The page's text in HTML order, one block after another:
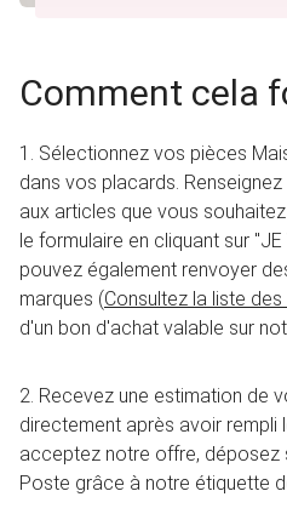
Comment cela
1. Sélectionnez vos pièces
dans vos placards.
aux articles que vous
le formulaire en cliquant sur
pouvez également renvoyer
marques (Consultez la liste
d'un bon d'achat valable sur
2. Recevez une estimation de
directement après avoir rempli
acceptez notre offre, déposez
Poste grâce à notre étiquette